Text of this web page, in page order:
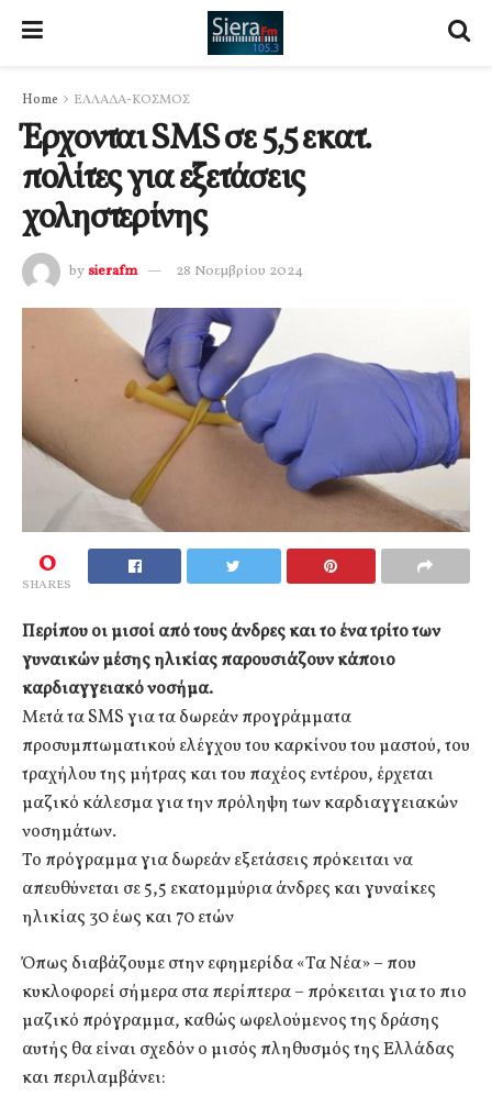
Home ΕΛΛΑΔΑ-ΚΟΣΜΟΣ
Έρχονται SMS σε 5,5 εκατ.
πολίτες για εξετάσεις
χοληστερίνης
by sierafm 28 Νοεμβρίου 2024
0
SHARES
Περίπου οι μισοί από τους άνδρες και το ένα τρίτο των
γυναικών μέσης ηλικίας παρουσιάζουν κάποιο
καρδιαγγειακό νοσήμα.
Μετά τα SMS για τα δωρεάν προγράμματα
προσυμπτωματικού ελέγχου του καρκίνου του μαστού, του
τραχήλου της μήτρας και του παχέος εντέρου, έρχεται
μαζικό κάλεσμα για την πρόληψη των καρδιαγγειακών
νοσημάτων.
Το πρόγραμμα για δωρεάν εξετάσεις πρόκειται να
απευθύνεται σε 5,5 εκατομμύρια άνδρες και γυναίκες
ηλικίας 30 έως και 70 ετών
Όπως διαβάζουμε στην εφημερίδα «Τα Νέα» – που
κυκλοφορεί σήμερα στα περίπτερα – πρόκειται για το πιο
μαζικό πρόγραμμα, καθώς ωφελούμενος της δράσης
αυτής θα είναι σχεδόν ο μισός πληθυσμός της Ελλάδας
και περιλαμβάνει: